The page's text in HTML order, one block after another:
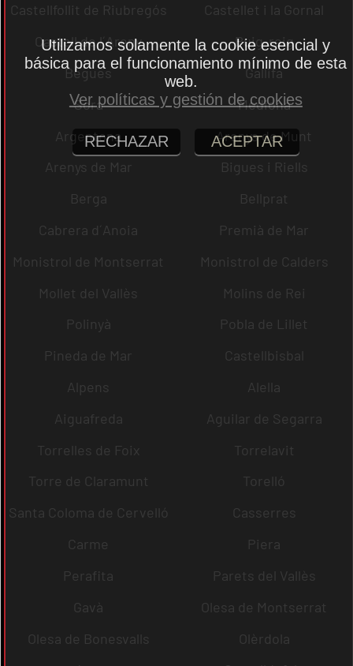
Castellfollit de Riubregós
Castellet i la Gornal
Castell de l´Areny
Puig-reig
Begues
Gallifa
Sora
Mediona
Argentona
Arenys de Munt
Arenys de Mar
Bigues i Riells
Berga
Bellprat
Cabrera d´Anoia
Premià de Mar
Monistrol de Montserrat
Monistrol de Calders
Mollet del Vallès
Molins de Rei
Polinyà
Pobla de Lillet
Pineda de Mar
Castellbisbal
Alpens
Alella
Aiguafreda
Aguilar de Segarra
Torrelles de Foix
Torrelavit
Torre de Claramunt
Torelló
Santa Coloma de Cervelló
Casserres
Carme
Piera
Perafita
Parets del Vallès
Gavà
Olesa de Montserrat
Olesa de Bonesvalls
Olèrdola
Utilizamos solamente la cookie esencial y
básica para el funcionamiento mínimo de esta
web.
Ver políticas y gestión de cookies
RECHAZAR ACEPTAR